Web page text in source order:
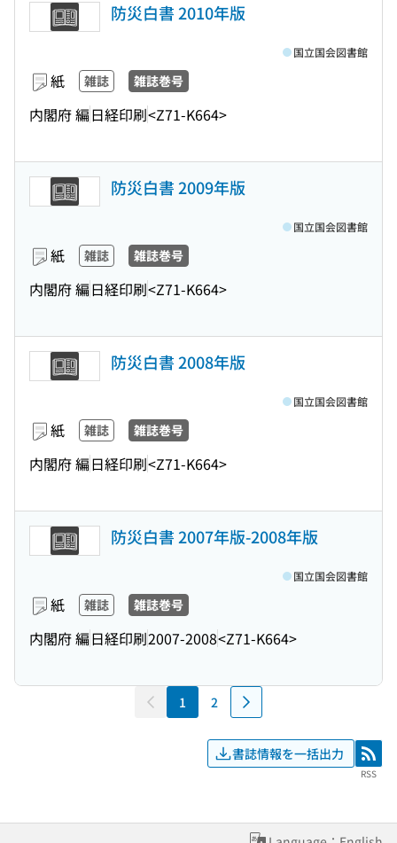
防災白書 2010年版
紙 雑誌 雑誌巻号
内閣府 編日経印刷<Z71-K664>
国立国会図書館
防災白書 2009年版
紙 雑誌 雑誌巻号
内閣府 編日経印刷<Z71-K664>
国立国会図書館
防災白書 2008年版
紙 雑誌 雑誌巻号
内閣府 編日経印刷<Z71-K664>
国立国会図書館
防災白書 2007年版-2008年版
紙 雑誌 雑誌巻号
内閣府 編日経印刷2007-2008<Z71-K664>
国立国会図書館
1 2
書誌情報を一括出力 RSS
RSS